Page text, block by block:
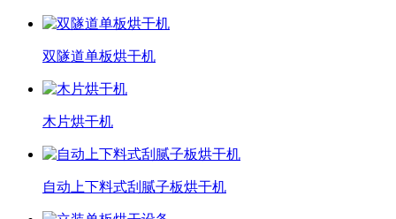
双隧道单板烘干机
木片烘干机
自动上下料式刮腻子板烘干机